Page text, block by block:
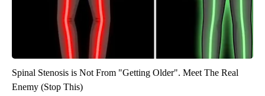
Spinal Stenosis is Not From "Getting Older". Meet The Real
Enemy (Stop This)